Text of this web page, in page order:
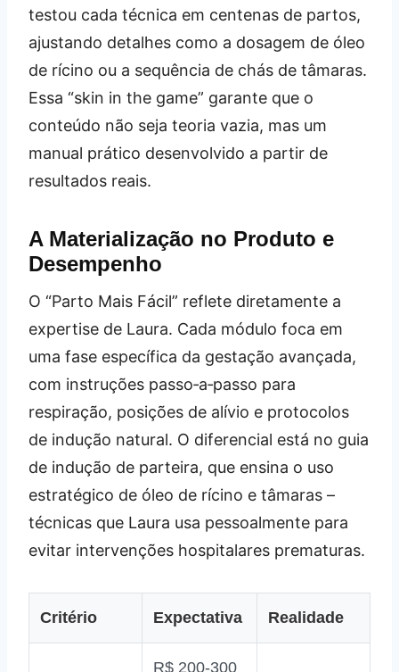
testou cada técnica em centenas de partos,
ajustando detalhes como a dosagem de óleo
de rícino ou a sequência de chás de tâmaras.
Essa “skin in the game” garante que o
conteúdo não seja teoria vazia, mas um
manual prático desenvolvido a partir de
resultados reais.
A Materialização no Produto e
Desempenho
O “Parto Mais Fácil” reflete diretamente a
expertise de Laura. Cada módulo foca em
uma fase específica da gestação avançada,
com instruções passo‑a‑passo para
respiração, posições de alívio e protocolos
de indução natural. O diferencial está no guia
de indução de parteira, que ensina o uso
estratégico de óleo de rícino e tâmaras –
técnicas que Laura usa pessoalmente para
evitar intervenções hospitalares prematuras.
Critério Expectativa Realidade
R$ 200‑300